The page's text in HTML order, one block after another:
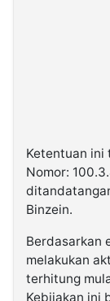
Ketentuan ini
Nomor:
Binzein.
Berdasarkan
melakukan
terhitung
Kebijakan ini